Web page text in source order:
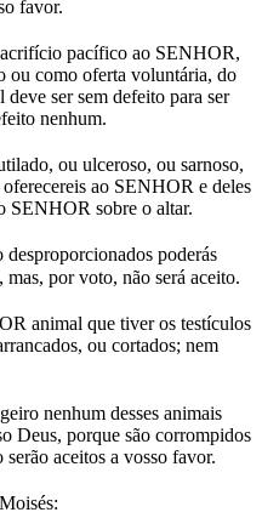
favor.
pacífico ao SENHOR,
ou como oferta voluntária, do
ser sem defeito para ser
nenhum.
ou ulceroso, ou sarnoso,
ao SENHOR e deles
SENHOR sobre o altar.
poderás
por voto, não será aceito.
animal que tiver os testículos
ou cortados; nem
nenhum desses animais
Deus, porque são corrompidos
aceitos a vosso favor.